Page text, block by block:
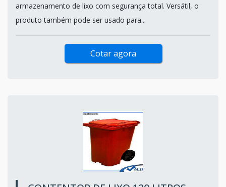
armazenamento de lixo com segurança total. Versátil, o
produto também pode ser usado para...
Cotar agora